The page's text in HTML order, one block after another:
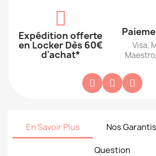
Expédition offerte
en Locker Dès 60€
d'achat*
Visa,
En Savoir Plus Nos Garantis
Question